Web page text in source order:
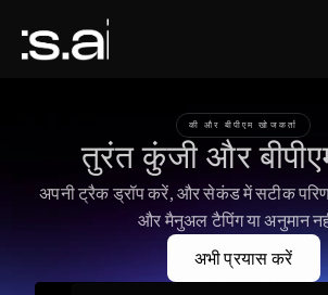
की और बीपीएम खोजकर्ता
तुरंत कुंजी और
अपनी ट्रैक ड्रॉप करें, और सेकंड में सटीक
और मैनुअल टैपिंग या अनुमान
अभी प्रयास करें